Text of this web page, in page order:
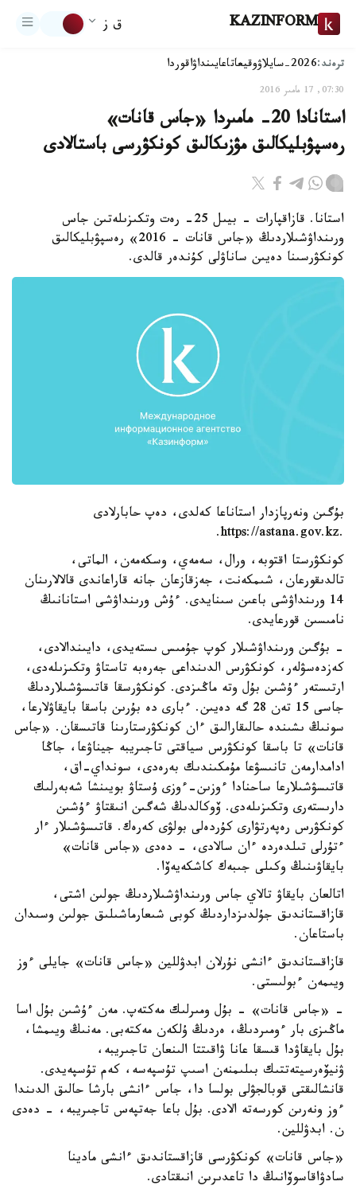
KAZINFORM ق ز
ترەند:2026-سايلاۋ وقيعاتاعايىنداۋاقوردا
07:30, 17 مامىر 2016
استانادا 20- مامىردا «جاس قانات»
رەسپۋبليكالىق مۋزىكالىق كونكۋرسى باستالادى
استانا. قازاقپارات - بيىل 25- رەت وتكىزىلەتىن جاس
ورىنداۋشىلاردىڭ «جاس قانات - 2016» رەسپۋبليكالىق
كونكۋرسىنا دەيىن ساناۋلى كۇندەر قالدى.
بۇگىن ونەرپازدار استاناعا كەلدى، دەپ حابارلادى
.https://astana.gov.kz.
كونكۋرستا اقتوبە، ورال، سەمەي، وسكەمەن، الماتى،
تالدىقورعان، شىمكەنت، جەزقازعان جانە قاراعاندى قالالارىنان
14 ورىنداۋشى باعىن سىنايدى. ءۇش ورىنداۋشى استانانىڭ
نامىسىن قورعايدى.
- بۇگىن ورىنداۋشىلار كوپ جۇمىس ىستەيدى، دايىندالادى،
كەزدەسۋلەر، كونكۋرس الدىنداعى جەرەبە تاستاۋ وتكىزىلەدى،
ارتىستەر ءۇشىن بۇل وتە ماڭىزدى. كونكۋرسقا قاتىسۋشىلاردىڭ
جاسى 15 تەن 28 گە دەيىن. ءبارى دە بۇرىن باسقا بايقاۋلارعا،
سونىڭ ىشىندە حالىقارالىق ءان كونكۋرستارىنا قاتىسقان. «جاس
قانات» تا باسقا كونكۋرس سياقتى تاجىريبە جيناۋعا، جاڭا
ادامدارمەن تانىسۋعا مۇمكىندىك بەرەدى، سونداي-اق،
قاتىسۋشىلارعا ساحنادا ءوزىن-ءوزى ۇستاۋ بويىنشا شەبەرلىك
دارىستەرى وتكىزىلەدى. ۆوكالدىڭ شەگىن انىقتاۋ ءۇشىن
كونكۋرس رەپەرتۋارى كۇردەلى بولۋى كەرەك. قاتىسۋشىلار ءار
ءتۇرلى تىلدەردە ءان سالادى، - دەدى «جاس قانات»
بايقاۋىنىڭ وكىلى جىبەك كاشكەيەۆا.
اتالعان بايقاۋ تالاي جاس ورىنداۋشىلاردىڭ جولىن اشتى،
قازاقستاندىق جۇلدىزداردىڭ كوبى شىعارماشىلىق جولىن وسىدان
باستاعان.
قازاقستاندىق ءانشى نۇرلان ابدۋللين «جاس قانات» جايلى ءوز
ويىمەن ءبولىستى.
- «جاس قانات» - بۇل ومىرلىك مەكتەپ. مەن ءۇشىن بۇل اسا
ماڭىزى بار ءومىردىڭ، ەردىڭ ۇلكەن مەكتەبى. مەنىڭ ويىمشا،
بۇل بايقاۋدا قىسقا عانا ۋاقىتتا الىنعان تاجىريبە،
ۋنيۆەرسيتەتتىك بىلىمنەن اسىپ تۇسپەسە، كەم تۇسپەيدى.
قانشالىقتى قوبالجۋلى بولسا دا، جاس ءانشى بارشا حالىق الدىندا
ءوز ونەرىن كورسەتە الادى. بۇل باعا جەتپەس تاجىريبە، - دەدى
ن. ابدۋللين.
«جاس قانات» كونكۋرسى قازاقستاندىق ءانشى مادينا
سادۋاقاسوۆانىڭ دا تاعدىرىن انىقتادى.